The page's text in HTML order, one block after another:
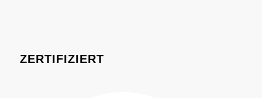
ZERTIFIZIERT